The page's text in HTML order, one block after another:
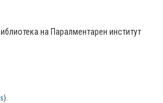
на Паралментарен институт
).